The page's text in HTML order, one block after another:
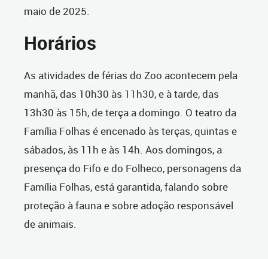
maio de 2025.
Horários
As atividades de férias do Zoo acontecem pela
manhã, das 10h30 às 11h30, e à tarde, das
13h30 às 15h, de terça a domingo. O teatro da
Família Folhas é encenado às terças, quintas e
sábados, às 11h e às 14h. Aos domingos, a
presença do Fifo e do Folheco, personagens da
Família Folhas, está garantida, falando sobre
proteção à fauna e sobre adoção responsável
de animais.